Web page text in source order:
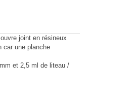
joint en résineux
car une planche
et 2,5 ml de liteau /